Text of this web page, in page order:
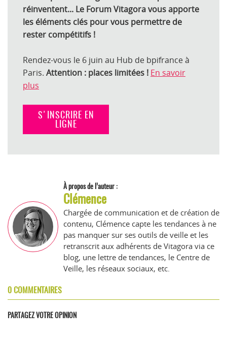
réinventent... Le Forum Vitagora vous apporte
les éléments clés pour vous permettre de
rester compétitifs !
Rendez-vous le 6 juin au Hub de bpifrance à
Paris. Attention : places limitées ! En savoir
plus
S'INSCRIRE EN
LIGNE
À propos de l’auteur :
Clémence
Chargée de communication et de création de
contenu, Clémence capte les tendances à ne
pas manquer sur ses outils de veille et les
retranscrit aux adhérents de Vitagora via ce
blog, une lettre de tendances, le Centre de
Veille, les réseaux sociaux, etc.
0 COMMENTAIRES
PARTAGEZ VOTRE OPINION